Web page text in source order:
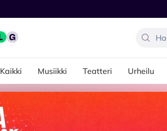
Kaikki Musiikki Teatteri Urheilu